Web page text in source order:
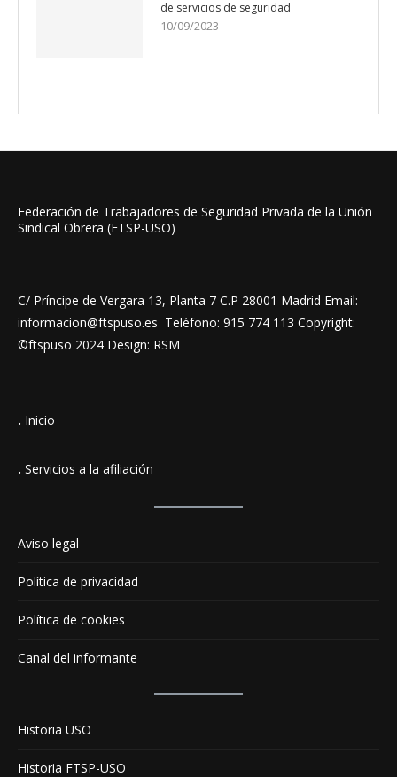
de servicios de seguridad
10/09/2023
Federación de Trabajadores de Seguridad Privada de la Unión
Sindical Obrera (FTSP-USO)
C/ Príncipe de Vergara 13, Planta 7 C.P 28001 Madrid Email:
informacion@ftspuso.es Teléfono: 915 774 113 Copyright:
©ftspuso 2024 Design: RSM
. Inicio
. Servicios a la afiliación
Aviso legal
Política de privacidad
Política de cookies
Canal del informante
Historia USO
Historia FTSP-USO